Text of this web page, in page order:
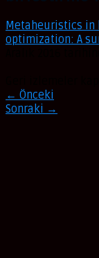
Metaheuristics in
optimization: A
← Önceki
Sonraki →